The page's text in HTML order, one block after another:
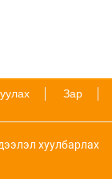
Зар
хуулбарлах